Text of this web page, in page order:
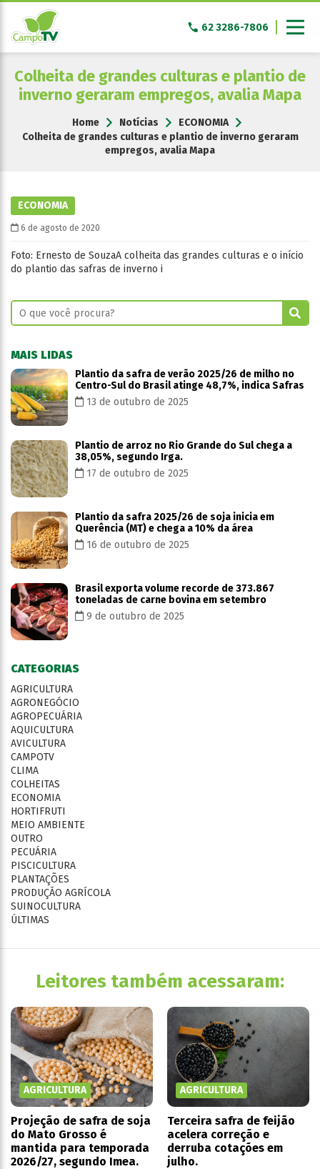
Pular
conteúdo
62 3286-7806
Colheita de grandes culturas e plantio de
inverno geraram empregos, avalia Mapa
Home Notícias
ECONOMIA
Colheita de grandes culturas e plantio de inverno geraram
empregos, avalia Mapa
ECONOMIA
6 de agosto de 2020
Foto: Ernesto de SouzaA colheita das grandes culturas e o início
do plantio das safras de inverno i
MAIS LIDAS
Plantio da safra de verão 2025/26 de milho no
Centro-Sul do Brasil atinge 48,7%, indica Safras
13 de outubro de 2025
Plantio de arroz no Rio Grande do Sul chega a
38,05%, segundo Irga.
17 de outubro de 2025
Plantio da safra 2025/26 de soja inicia em
Querência (MT) e chega a 10% da área
16 de outubro de 2025
Brasil exporta volume recorde de 373.867
toneladas de carne bovina em setembro
9 de outubro de 2025
CATEGORIAS
AGRICULTURA
AGRONEGÓCIO
AGROPECUÁRIA
AQUICULTURA
AVICULTURA
CAMPOTV
CLIMA
COLHEITAS
ECONOMIA
HORTIFRUTI
MEIO AMBIENTE
OUTRO
PECUÁRIA
PISCICULTURA
PLANTAÇÕES
PRODUÇÃO AGRÍCOLA
SUINOCULTURA
ÚLTIMAS
Leitores também acessaram:
AGRICULTURA
Projeção de safra de soja
do Mato Grosso é
mantida para temporada
2026/27, segundo Imea.
AGRICULTURA
Terceira safra de feijão
acelera correção e
derruba cotações em
julho.